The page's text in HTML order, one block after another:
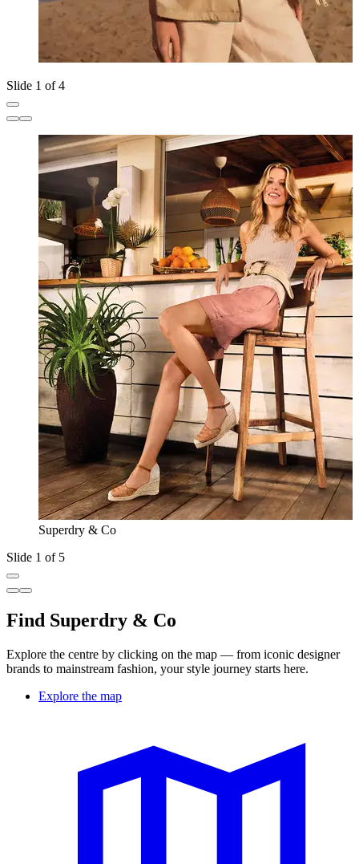
Slide 1 of 4
Superdry & Co
Slide 1 of 5
Find Superdry & Co
Explore the centre by clicking on the map — from iconic designer
brands to mainstream fashion, your style journey starts here.
Explore the map